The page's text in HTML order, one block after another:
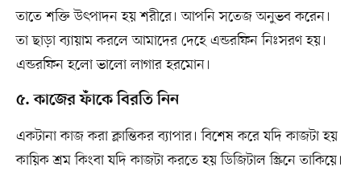
তাতে শক্তি উৎপাদন হয় শরীরে। আপনি সতেজ অনুভব করেন।
তা ছাড়া ব্যায়াম করলে আমাদের দেহে এন্ডরফিন নিঃসরণ হয়।
এন্ডরফিন হলো ভালো লাগার হরমোন।
৫. কাজের ফাঁকে বিরতি নিন
একটানা কাজ করা ক্লান্তিকর ব্যাপার। বিশেষ করে যদি কাজটা হয়
কায়িক শ্রম কিংবা যদি কাজটা করতে হয় ডিজিটাল স্ক্রিনে তাকিয়ে।